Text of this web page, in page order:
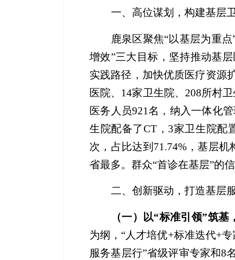
一、高位谋划，构建基层
鹿泉区聚焦“以基层为重点
增效”三大目标， 坚持推动基
实践路径 ， 加快优质医疗资源
医院、14家卫生院、208所村卫
医务人员921名 ， 纳入一体化
生院配备了CT，3家卫生院配
次， 占比达到 71.74%，基层机
省最多。 群众“首诊在基层”的
二、创新驱动，打造基层
（一） 以“标准引领”筑基
为纲， “人才培优+标准迭代+专
服务基层行”省级评审专家和8